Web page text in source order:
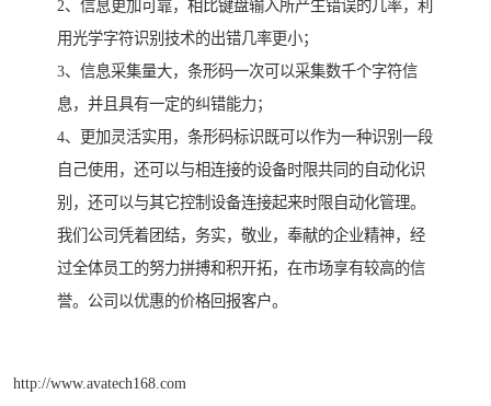
2、信息更加可靠，相比键盘输入所产生错误的几率，利
用光学字符识别技术的出错几率更小；
3、信息采集量大，条形码一次可以采集数千个字符信
息，并且具有一定的纠错能力；
4、更加灵活实用，条形码标识既可以作为一种识别一段
自己使用，还可以与相连接的设备时限共同的自动化识
别，还可以与其它控制设备连接起来时限自动化管理。
我们公司凭着团结，务实，敬业，奉献的企业精神，经
过全体员工的努力拼搏和积开拓，在市场享有较高的信
誉。公司以优惠的价格回报客户。
http://www.avatech168.com